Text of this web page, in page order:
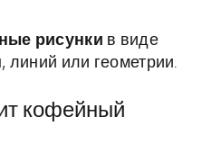
рисунки в виде
линий или геометрии.
кофейный